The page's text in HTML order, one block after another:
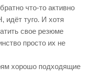
что-то активно
идёт туго. И хотя
свое резюме
просто их не
хорошо подходящие